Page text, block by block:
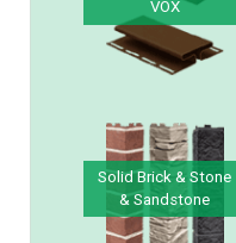
VOX
Solid Brick & Stone